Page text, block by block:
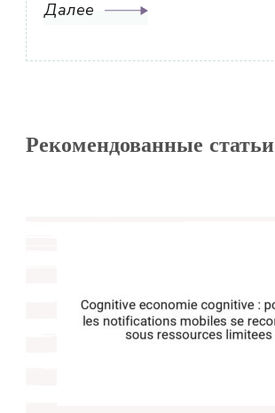
Далее
Рекомендованные статьи